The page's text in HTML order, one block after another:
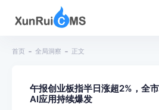
首页 全局洞察 正文
午报创业板指半日涨超2%，全
AI应用持续爆发